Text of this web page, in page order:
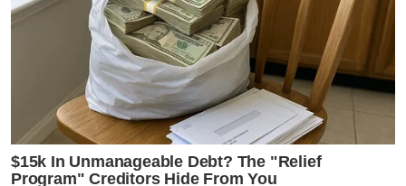
$15k In Unmanageable Debt? The "Relief
Program" Creditors Hide From You